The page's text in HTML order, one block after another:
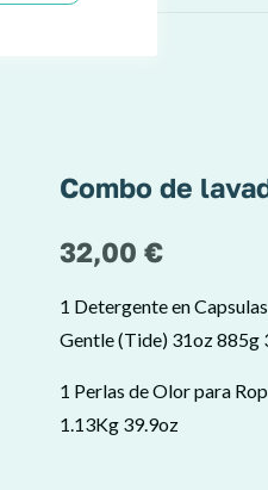
Combo de
32,00 €
1 Detergente en
Gentle (Tide) 31oz 885g
1 Perlas de Olor para
1.13Kg 39.9oz